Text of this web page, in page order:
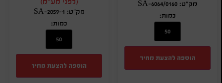
מק"ט: SA-6064/0160
כמות:
הוספה להצעת מחיר
מק"ט: SA-2059-1
כמות:
הוספה להצעת מחיר